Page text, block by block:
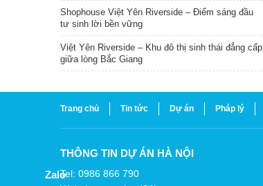
Shophouse Việt Yên Riverside – Điểm sáng đầu
tư sinh lời bền vững
Việt Yên Riverside – Khu đô thị sinh thái đẳng cấp
giữa lòng Bắc Giang
Trang chủ Tin tức Dự án Pháp lý
THÔNG TIN DỰ ÁN HÀ NỘI
Tel: 0986 866 790
Zalo